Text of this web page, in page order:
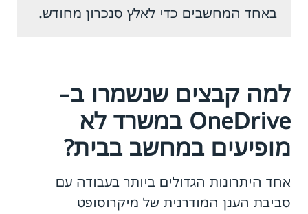
באחד המחשבים כדי לאלץ סנכרון מחודש.
למה קבצים שנשמרו ב-
OneDrive במשרד לא
מופיעים במחשב בבית?
אחד היתרונות הגדולים ביותר בעבודה עם
סביבת הענן המודרנית של מיקרוסופט